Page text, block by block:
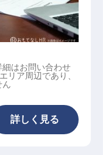
イレベル求人
ネージャー以
はお問い合わせ
リア周辺であり、
ん
詳しく見る